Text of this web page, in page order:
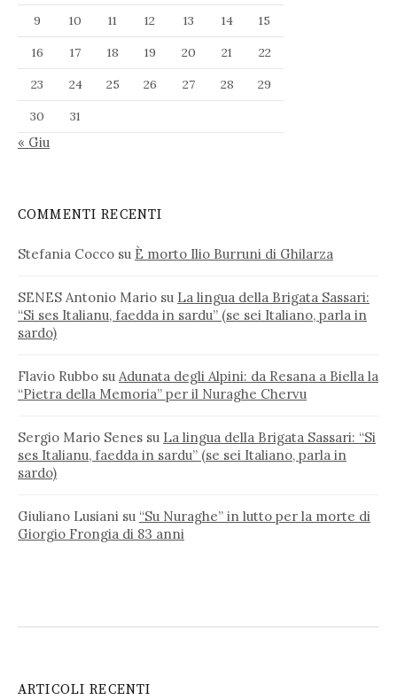
9
10 11 12 13 14
15
16
17 18 19 20 21
22
23
24 25 26 27 28
29
30
31
« Giu
COMMENTI RECENTI
Stefania Cocco su È morto Ilio Burruni di Ghilarza
SENES Antonio Mario su La lingua della Brigata Sassari:
“Si ses Italianu, faedda in sardu” (se sei Italiano, parla in
sardo)
Flavio Rubbo su Adunata degli Alpini: da Resana a Biella la
“Pietra della Memoria” per il Nuraghe Chervu
Sergio Mario Senes su La lingua della Brigata Sassari: “Si
ses Italianu, faedda in sardu” (se sei Italiano, parla in
sardo)
Giuliano Lusiani su “Su Nuraghe” in lutto per la morte di
Giorgio Frongia di 83 anni
ARTICOLI RECENTI